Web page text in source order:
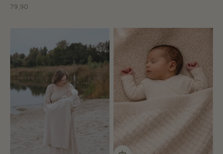
Aanbiedingsprijs
79,90